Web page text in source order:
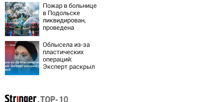
Пожар в больнице
в Подольске
ликвидирован,
проведена
Облысела из-за
пластических
операций:
Эксперт раскрыл